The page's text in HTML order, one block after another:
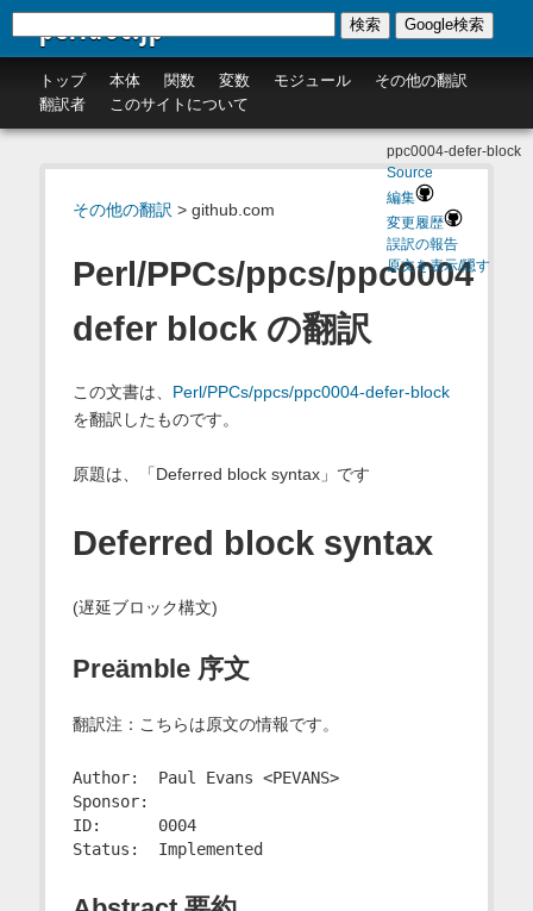
perldoc.jp
トップ 本体 関数 変数 モジュール
その他の翻訳
翻訳者
このサイトについて
検索 Google検索
その他の翻訳 > github.com
ppc0004-defer-block
Source
編集
変更履歴
誤訳の報告
原文を表示/隠す
Perl/PPCs/ppcs/ppc0004
defer block の翻訳
この文書は、 Perl/PPCs/ppcs/ppc0004-defer-block
を翻訳したものです。
原題は、「Deferred block syntax」です
Deferred block syntax
(遅延ブロック構文)
Preämble 序文
翻訳注：こちらは原文の情報です。
Author:  Paul Evans <PEVANS>
Sponsor:
ID:      0004